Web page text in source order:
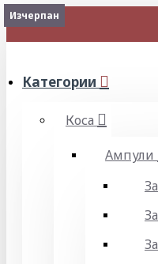
МЕНЮ
Категории
Коса
Ампули
Изчерпан